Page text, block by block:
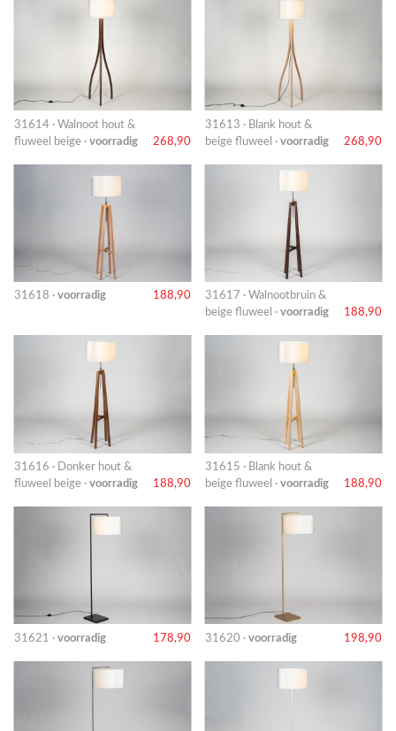
31614 · Walnoot hout &
fluweel beige · voorradig 268,90
31613 · Blank hout &
beige fluweel · voorradig 268,90
31618 · voorradig 188,90
31617 · Walnootbruin &
beige fluweel · voorradig 188,90
31616 · Donker hout &
fluweel beige · voorradig 188,90
31615 · Blank hout &
beige fluweel · voorradig 188,90
31621 · voorradig 178,90 31620 · voorradig 198,90